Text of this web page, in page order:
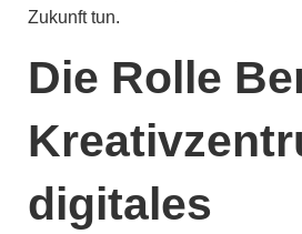
Zukunft tun.
Die Rolle
digitales